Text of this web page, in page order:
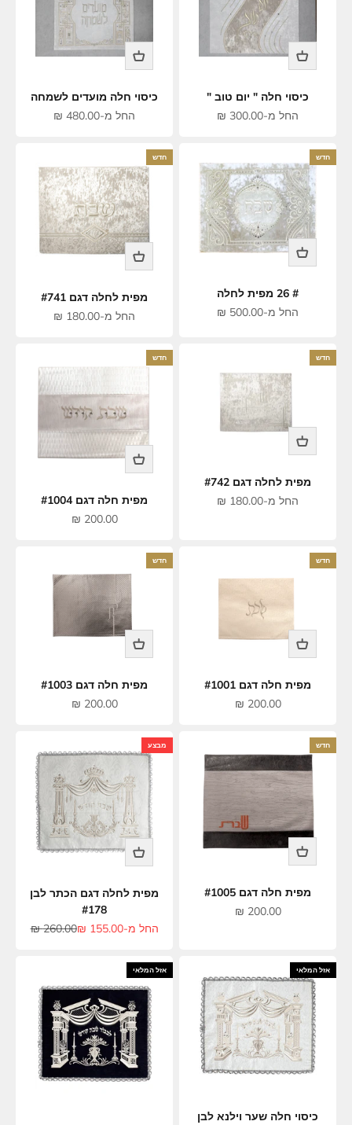
כיסוי חלה " יום טוב "
מחיר מבצע
החל מ-300.00 ₪
כיסוי חלה מועדים לשמחה
מחיר מבצע
החל מ-480.00 ₪
חדש
# 26 מפית לחלה
מחיר מבצע
החל מ-500.00 ₪
חדש
מפית לחלה דגם #741
מחיר מבצע
החל מ-180.00 ₪
חדש
מפית לחלה דגם #742
מחיר מבצע
החל מ-180.00 ₪
חדש
מפית חלה דגם #1004
מחיר מבצע
200.00 ₪
חדש
מפית חלה דגם #1001
מחיר מבצע
200.00 ₪
חדש
מפית חלה דגם #1003
מחיר מבצע
200.00 ₪
חדש
מפית חלה דגם #1005
מחיר מבצע
200.00 ₪
מבצע
מפית לחלה דגם הכתר לבן
#178
מחיר מבצע
החל מ-155.00 ₪ מחיר רגיל
260.00 ₪
אזל המלאי
כיסוי חלה שער וילנא לבן
אזל המלאי